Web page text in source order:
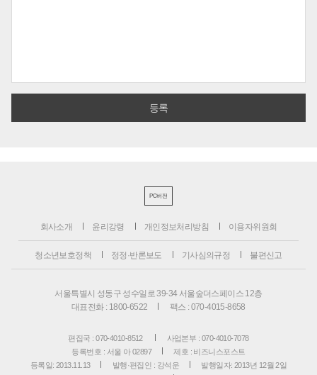
PC버전
회사소개 윤리강령 개인정보처리방침 이용자위원회
청소년보호정책 정정·반론보도 기사심의규정 불편신고
서울특별시 성동구 성수일로 39-34 서울숲더스페이스 12층
대표전화 : 1800-6522
팩스 : 070-4015-8658
편집국 : 070-4010-8512
사업본부 : 070-4010-7078
등록번호 : 서울 아 02897
제호 : 비즈니스포스트
등록일: 2013.11.13
발행·편집인 : 강석운
발행일자: 2013년 12월 2일